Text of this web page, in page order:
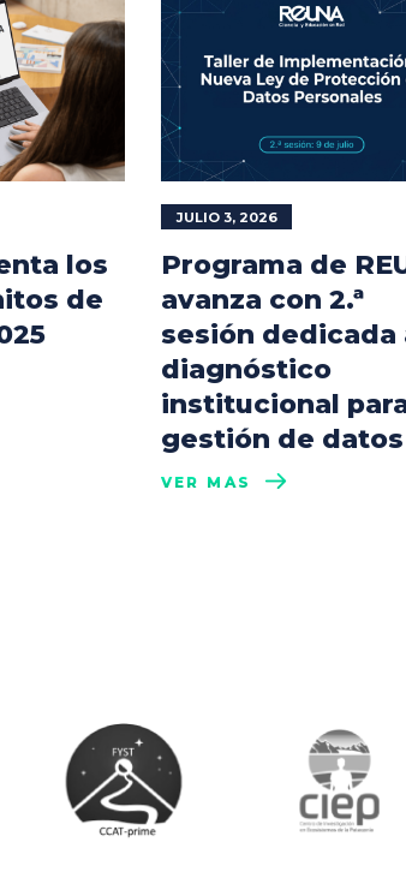
los
de
JULIO 3, 2026
Programa de
avanza con 2.ª
sesión dedicada
diagnóstico
institucional
gestión de datos
VER MÁS